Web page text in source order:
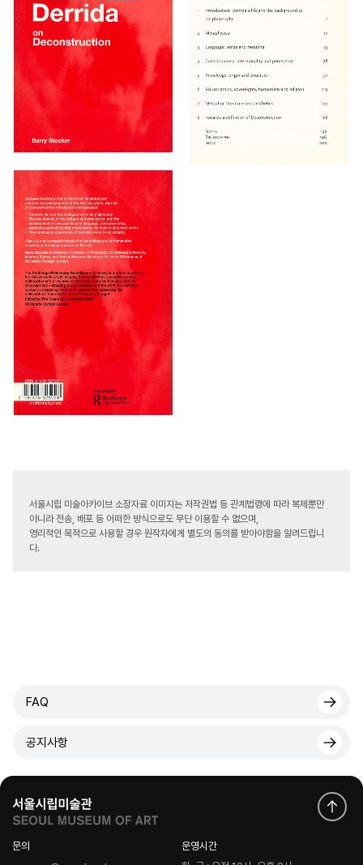
서울시립 미술아카이브 소장자료 이미지는 저작권법 등 관계법령에 따라 복제뿐만
아니라 전송, 배포 등 어떠한 방식으로도 무단 이용할 수 없으며,
영리적인 목적으로 사용할 경우 원작자에게 별도의 동의를 받아야함을 알려드립니
다.
FAQ
공지사항
문의
운영시간